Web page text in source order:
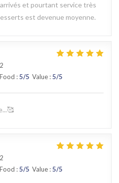
et pourtant service très
est devenue moyenne.
Food :5/5 Value :5/5
Food :5/5 Value :5/5